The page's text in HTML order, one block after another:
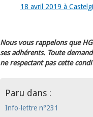
18 avril 2019 à
Nous vous rappelons que
ses adhérents. Toute
ne respectant pas cette
Paru dans :
Info-lettre n°231